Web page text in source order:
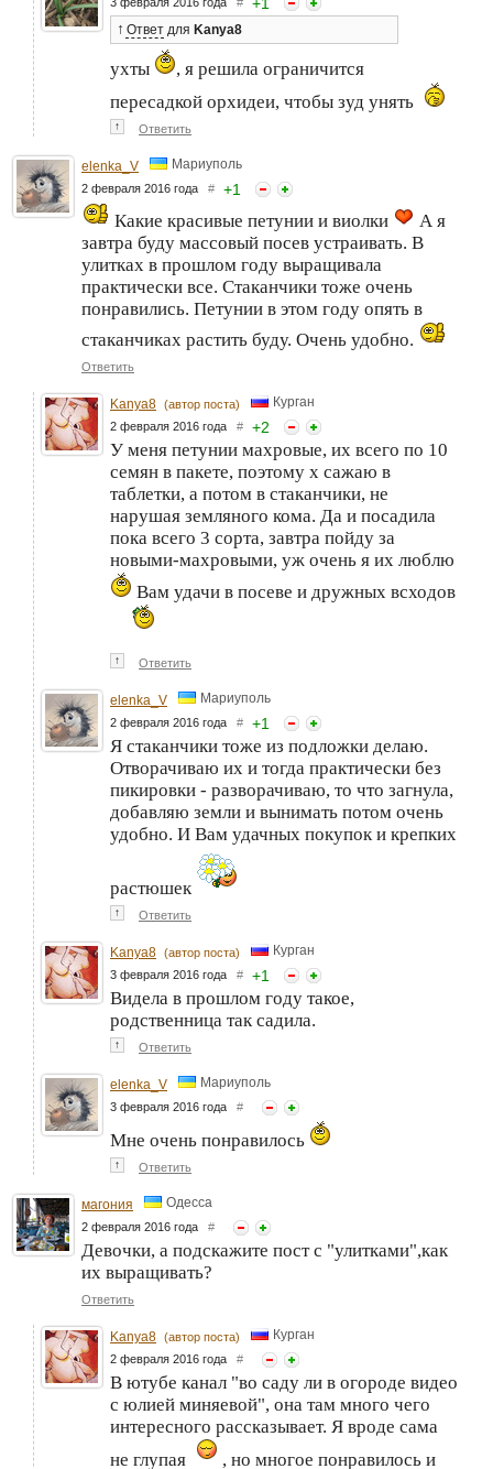
↑ Ответ для Kanya8
ухты
, я решила ограничится
пересадкой орхидеи, чтобы зуд унять
↑ Ответить
elenka_V Мариуполь
2 февраля 2016 года # +1
Какие красивые петунии и виолки
А я
завтра буду массовый посев устраивать. В
улитках в прошлом году выращивала
практически все. Стаканчики тоже очень
понравились. Петунии в этом году опять в
стаканчиках растить буду. Очень удобно.
Ответить
Kanya8 (автор поста) Курган
2 февраля 2016 года # +2
У меня петунии махровые, их всего по 10
семян в пакете, поэтому х сажаю в
таблетки, а потом в стаканчики, не
нарушая земляного кома. Да и посадила
пока всего 3 сорта, завтра пойду за
новыми-махровыми, уж очень я их люблю
Вам удачи в посеве и дружных всходов
↑ Ответить
elenka_V Мариуполь
2 февраля 2016 года # +1
Я стаканчики тоже из подложки делаю.
Отворачиваю их и тогда практически без
пикировки - разворачиваю, то что загнула,
добавляю земли и вынимать потом очень
удобно. И Вам удачных покупок и крепких
растюшек
↑ Ответить
Kanya8 (автор поста) Курган
3 февраля 2016 года # +1
Видела в прошлом году такое,
родственница так садила.
↑ Ответить
elenka_V Мариуполь
3 февраля 2016 года #
Мне очень понравилось
↑ Ответить
магония Одесса
2 февраля 2016 года #
Девочки, а подскажите пост с "улитками",как
их выращивать?
Ответить
Kanya8 (автор поста) Курган
2 февраля 2016 года #
В ютубе канал "во саду ли в огороде видео
с юлией миняевой", она там много чего
интересного рассказывает. Я вроде сама
не глупая
, но многое понравилось и